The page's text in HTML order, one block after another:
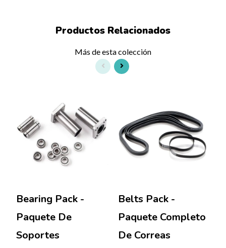
Productos Relacionados
Más de esta colección
Bearing Pack -
Paquete De
Soportes
Belts Pack -
Paquete Completo
De Correas